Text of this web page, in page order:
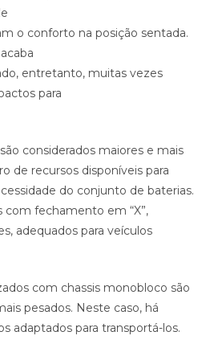
o conforto na posição sentada.
entretanto, muitas vezes
para
considerados maiores e mais
de recursos disponíveis para
do conjunto de baterias.
com fechamento em “X”,
adequados para veículos
com chassis monobloco são
pesados. Neste caso, há
adaptados para transportá-los.